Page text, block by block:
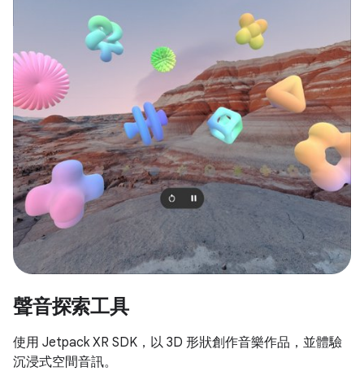
聲音探索工具
使用 Jetpack XR SDK，以 3D 形狀創作音樂作品，並體驗
沉浸式空間音訊。